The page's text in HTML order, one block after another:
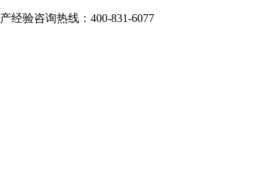
经验咨询热线：400-831-6077